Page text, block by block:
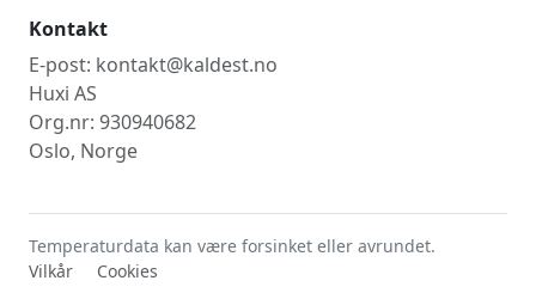
Kontakt
E-post: kontakt@kaldest.no
Huxi AS
Org.nr: 930940682
Oslo, Norge
Temperaturdata kan være forsinket eller avrundet.
Vilkår
Cookies